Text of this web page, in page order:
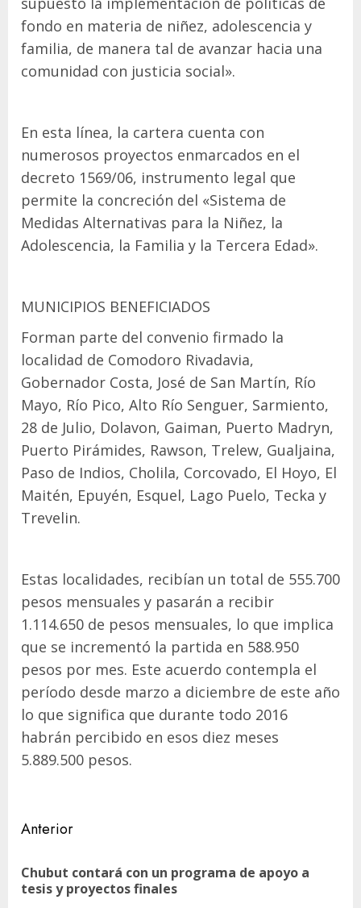
fondo en materia de niñez, adolescencia y
familia, de manera tal de avanzar hacia una
comunidad con justicia social».
En esta línea, la cartera cuenta con
numerosos proyectos enmarcados en el
decreto 1569/06, instrumento legal que
permite la concreción del «Sistema de
Medidas Alternativas para la Niñez, la
Adolescencia, la Familia y la Tercera Edad».
MUNICIPIOS BENEFICIADOS
Forman parte del convenio firmado la
localidad de Comodoro Rivadavia,
Gobernador Costa, José de San Martín, Río
Mayo, Río Pico, Alto Río Senguer, Sarmiento,
28 de Julio, Dolavon, Gaiman, Puerto Madryn,
Puerto Pirámides, Rawson, Trelew, Gualjaina,
Paso de Indios, Cholila, Corcovado, El Hoyo, El
Maitén, Epuyén, Esquel, Lago Puelo, Tecka y
Trevelin.
Estas localidades, recibían un total de 555.700
pesos mensuales y pasarán a recibir
1.114.650 de pesos mensuales, lo que implica
que se incrementó la partida en 588.950
pesos por mes. Este acuerdo contempla el
período desde marzo a diciembre de este año
lo que significa que durante todo 2016
habrán percibido en esos diez meses
5.889.500 pesos.
Navegación
de
entradas
Anterior
Chubut contará con un programa de apoyo a
tesis y proyectos finales